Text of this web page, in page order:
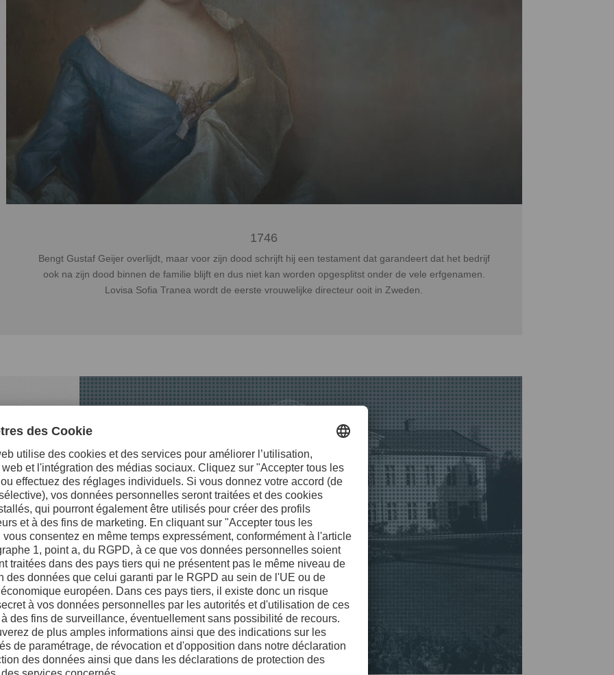
1746
Bengt Gustaf Geijer overlijdt, maar voor zijn dood schrijft hij een testament dat garandeert dat het bedrijf
ook na zijn dood binnen de familie blijft en dus niet kan worden opgesplitst onder de vele erfgenamen.
Lovisa Sofia Tranea wordt de eerste vrouwelijke directeur ooit in Zweden.
volgt zijn